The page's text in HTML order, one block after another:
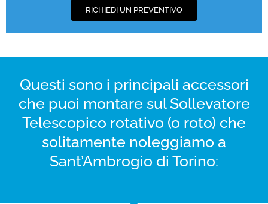
RICHIEDI UN PREVENTIVO
Questi sono i principali accessori
che puoi montare sul Sollevatore
Telescopico rotativo (o roto) che
solitamente noleggiamo a
Sant’Ambrogio di Torino: